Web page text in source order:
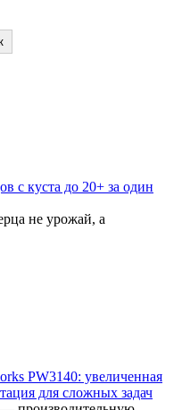
с куста до 20+ за один
не урожай, а
PW3140: увеличенная
для сложных задач